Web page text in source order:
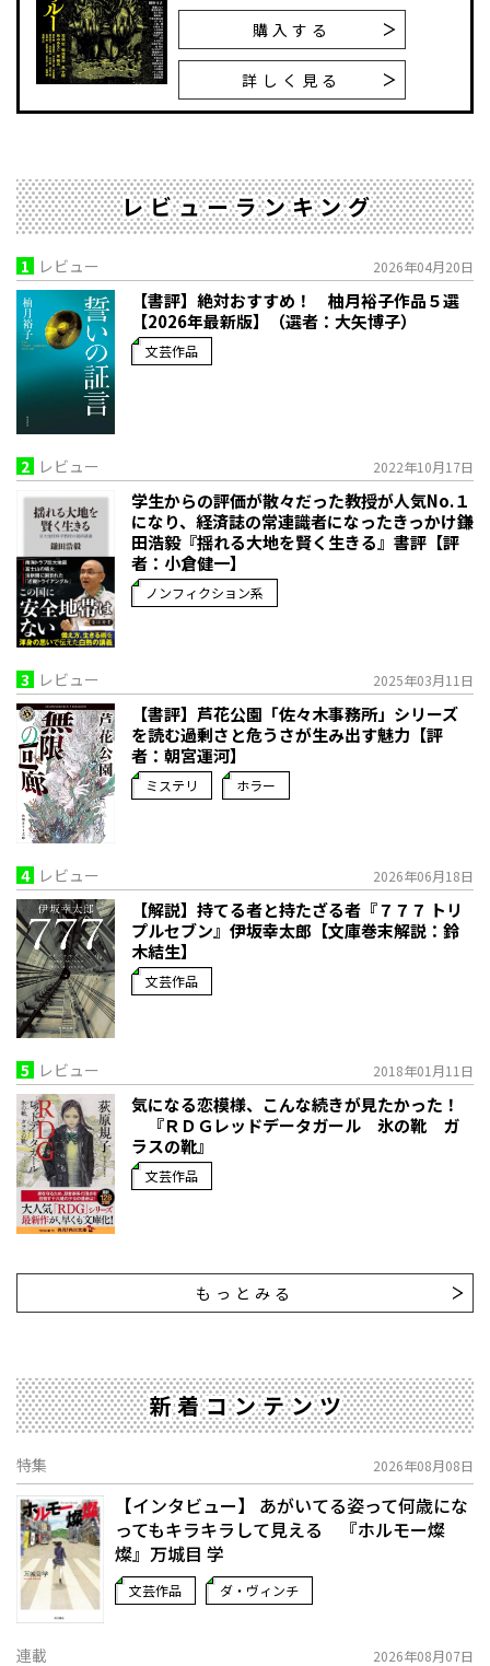
購入する
詳しく見る
レビューランキング
1 レビュー 2026年04月20日
【書評】絶対おすすめ！ 柚月裕子作品５選
【2026年最新版】（選者：大矢博子）
文芸作品
2 レビュー 2022年10月17日
学生からの評価が散々だった教授が人気No.１
になり、経済誌の常連識者になったきっかけ――鎌
田浩毅『揺れる大地を賢く生きる』書評【評
者：小倉健一】
ノンフィクション系
3 レビュー 2025年03月11日
【書評】芦花公園「佐々木事務所」シリーズ
を読む――過剰さと危うさが生み出す魅力【評
者：朝宮運河】
ミステリ ホラー
4 レビュー 2026年06月18日
【解説】持てる者と持たざる者――『７７７ トリ
プルセブン』伊坂幸太郎【文庫巻末解説：鈴
木結生】
文芸作品
5 レビュー 2018年01月11日
気になる恋模様、こんな続きが見たかった！
『ＲＤＧレッドデータガール 氷の靴 ガ
ラスの靴』
文芸作品
もっとみる
新着コンテンツ
特集 2026年08月08日
【インタビュー】 あがいてる姿って何歳にな
ってもキラキラして見える 『ホルモー燦
燦』万城目 学
文芸作品 ダ・ヴィンチ
連載 2026年08月07日